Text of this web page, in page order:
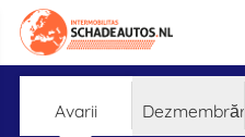
Avarii Dezmembrări